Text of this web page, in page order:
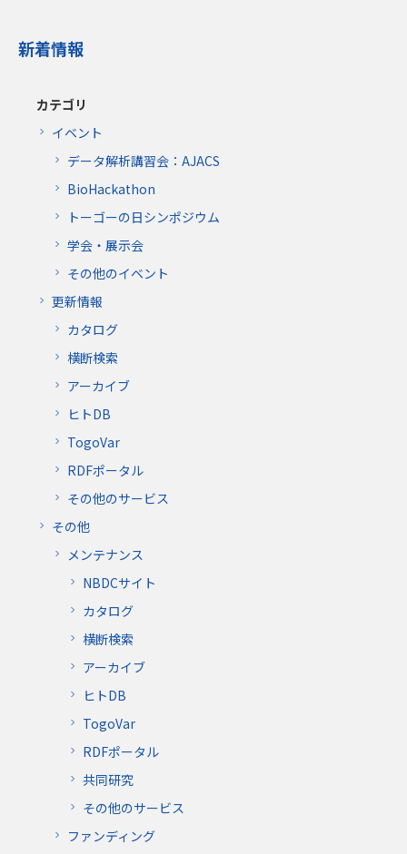
新着情報
カテゴリ
イベント
データ解析講習会：AJACS
BioHackathon
トーゴーの日シンポジウム
学会・展示会
その他のイベント
更新情報
カタログ
横断検索
アーカイブ
ヒトDB
TogoVar
RDFポータル
その他のサービス
その他
メンテナンス
NBDCサイト
カタログ
横断検索
アーカイブ
ヒトDB
TogoVar
RDFポータル
共同研究
その他のサービス
ファンディング